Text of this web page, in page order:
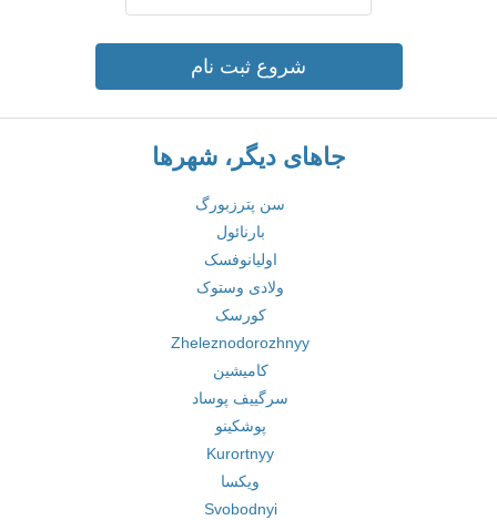
شروع ثبت نام
جاهای دیگر، شهرها
سن پترزبورگ
بارنائول
اولیانوفسک
ولادی وستوک
کورسک
Zheleznodorozhnyy
کامیشین
سرگییف پوساد
پوشکینو
Kurortnyy
ویکسا
Svobodnyi